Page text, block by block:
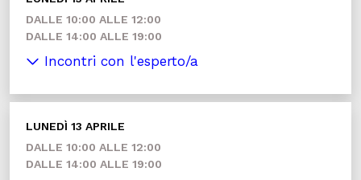
DALLE 10:00 ALLE 12:00
DALLE 14:00 ALLE 19:00
Incontri con l'esperto/a
LUNEDÌ 13 APRILE
DALLE 10:00 ALLE 12:00
DALLE 14:00 ALLE 19:00